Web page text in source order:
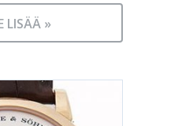
LISÄÄ »